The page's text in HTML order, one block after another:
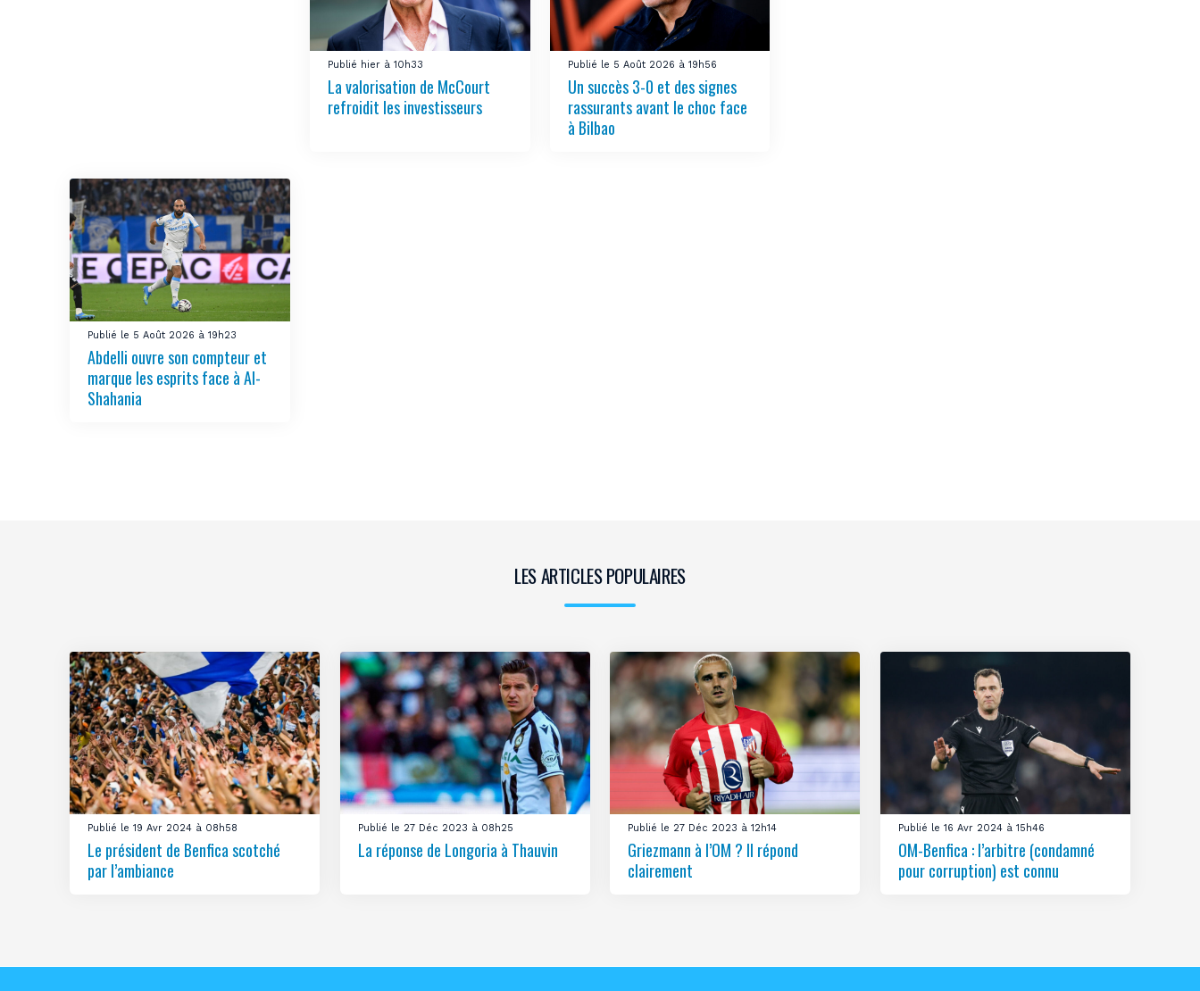
Publié hier à 10h33
La valorisation de McCourt
refroidit les investisseurs
Publié le 5 Août 2026 à 19h56
Un succès 3-0 et des signes
rassurants avant le choc face
à Bilbao
Publié le 5 Août 2026 à 19h23
Abdelli ouvre son compteur et
marque les esprits face à Al-
Shahania
LES ARTICLES POPULAIRES
Publié le 19 Avr 2024 à 08h58
Le président de Benfica scotché
par l’ambiance
Publié le 27 Déc 2023 à 08h25
La réponse de Longoria à Thauvin
Publié le 27 Déc 2023 à 12h14
Griezmann à l’OM ? Il répond
clairement
Publié le 16 Avr 2024 à 15h46
OM-Benfica : l’arbitre (condamné
pour corruption) est connu